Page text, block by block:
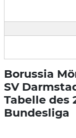
Borussia
SV
Tabelle des
Bundesliga